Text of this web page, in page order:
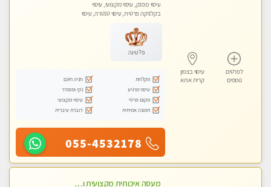
לפרטים
נוספים
עיסוי בצפון
קרית אתא
עיסוי מפנק, עיסוי מקצועי, עיסוי
בקלניקה פרטית, עיסוי טנטרה, עיסוי
פלטינה
מקלחת
חניה חינם
עיסוי מרגיע
נקי ומסודר
מקום פרטי
עיסוי מקצועי
תמונה אמיתית
דוברת עיברית
055-4532178
מעסה איכותית מקצועית ומפנקת. מומלץ !!אבנים חמות